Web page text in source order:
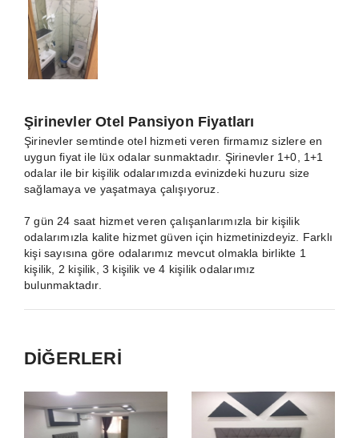
Şirinevler Otel Pansiyon Fiyatları
Şirinevler semtinde otel hizmeti veren firmamız sizlere en
uygun fiyat ile lüx odalar sunmaktadır. Şirinevler 1+0, 1+1
odalar ile bir kişilik odalarımızda evinizdeki huzuru size
sağlamaya ve yaşatmaya çalışıyoruz.
7 gün 24 saat hizmet veren çalışanlarımızla bir kişilik
odalarımızla kalite hizmet güven için hizmetinizdeyiz. Farklı
kişi sayısına göre odalarımız mevcut olmakla birlikte 1
kişilik, 2 kişilik, 3 kişilik ve 4 kişilik odalarımız
bulunmaktadır.
DİĞERLERİ